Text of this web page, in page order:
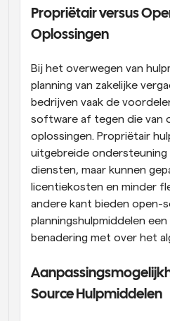
Propriëtair versus
Oplossingen
Bij het overwegen van
planning van zakelijke
bedrijven vaak de
software af tegen die van
oplossingen. Propriëtair
uitgebreide
diensten, maar kunnen
licentiekosten en minder
andere kant bieden open-
planningshulpmiddelen een
benadering met over het
Source Hulpmiddelen